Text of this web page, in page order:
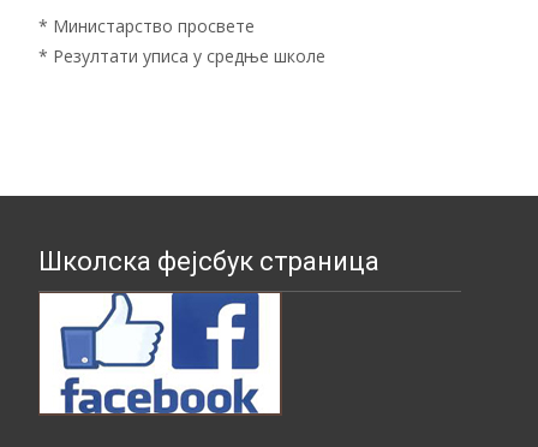
* Министарство просвете
* Резултати уписа у средње школе
Школска фејсбук страница